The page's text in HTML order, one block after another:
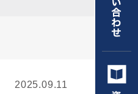
2025.09.11